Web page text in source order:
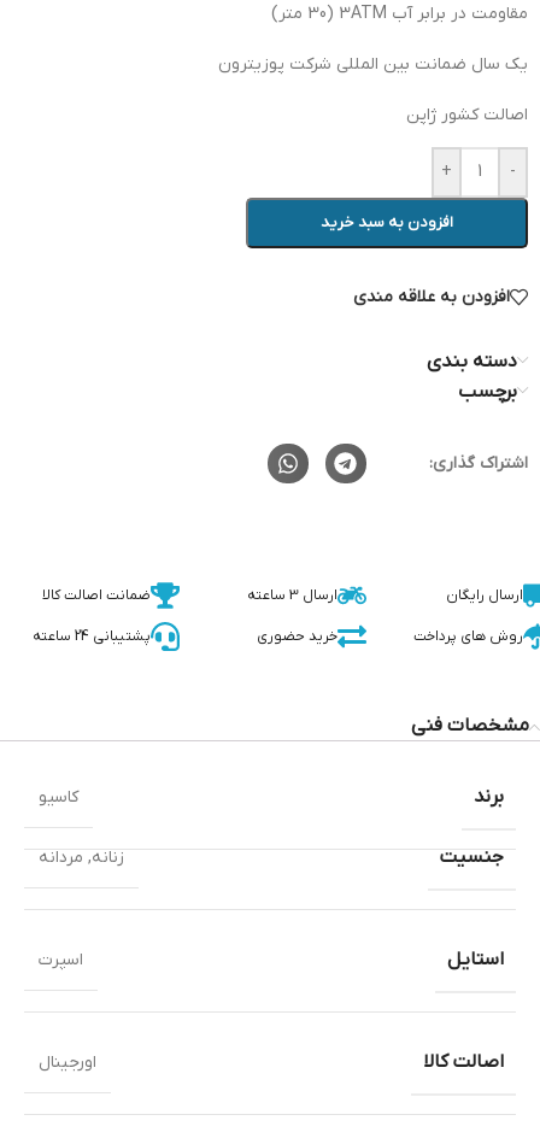
مقاومت در برابر آب 3ATM (30 متر)
یک سال ضمانت بین المللی شرکت پوزیترون
اصالت کشور ژاپن
-
+
افزودن به سبد خرید
افزودن به علاقه مندی
دسته بندی
برچسب
اشتراک گذاری:
ارسال رایگان ارسال 3 ساعته ضمانت اصالت کالا
روش های پرداخت خرید حضوری پشتیبانی 24 ساعته
مشخصات فنی
جنسیت زنانه,مردانه
استایل اسپرت
اصالت کالا اورجینال
برند کاسیو